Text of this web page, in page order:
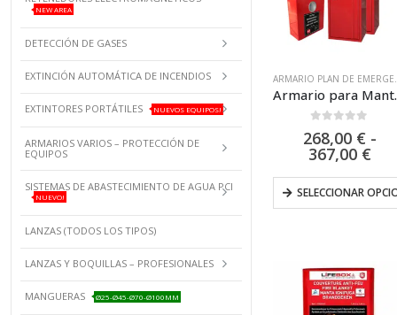
Armario para
268,00 € -
367,00 €
SELECCIONAR
NEW AREA
DETECCIÓN DE GASES
EXTINCIÓN AUTOMÁTICA DE INCENDIOS
EXTINTORES PORTÁTILES NUEVOS EQUIPOS!
ARMARIOS VARIOS – PROTECCIÓN DE
EQUIPOS
SISTEMAS DE ABASTECIMIENTO DE AGUA PCI
NUEVO!
LANZAS (TODOS LOS TIPOS)
LANZAS Y BOQUILLAS – PROFESIONALES
MANGUERAS Ø25-Ø45-Ø70-Ø100MM